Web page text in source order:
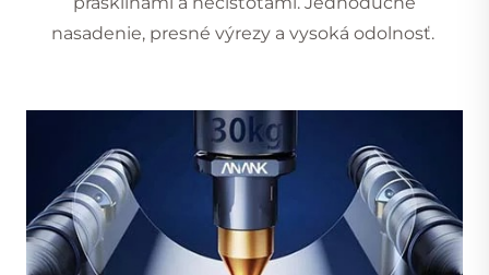
nasadenie, presné výrezy a vysoká odolnosť.